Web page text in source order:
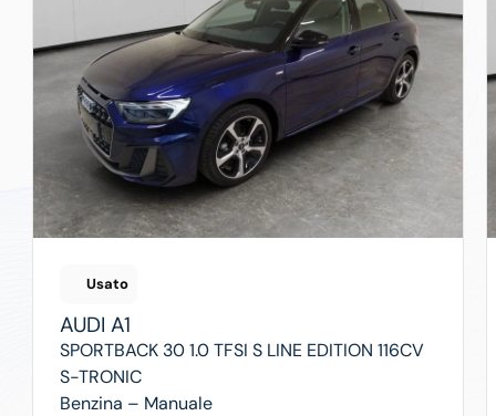
Usato
AUDI A1
SPORTBACK 30 1.0 TFSI S LINE EDITION 116CV
S-TRONIC
Benzina – Manuale